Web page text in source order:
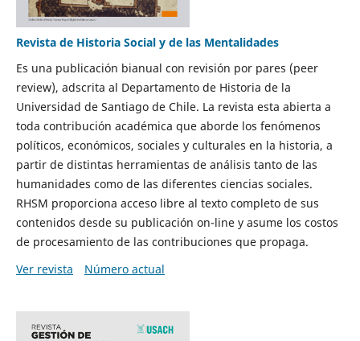
Revista de Historia Social y de las Mentalidades
Es una publicación bianual con revisión por pares (peer
review), adscrita al Departamento de Historia de la
Universidad de Santiago de Chile. La revista esta abierta a
toda contribución académica que aborde los fenómenos
políticos, económicos, sociales y culturales en la historia, a
partir de distintas herramientas de análisis tanto de las
humanidades como de las diferentes ciencias sociales.
RHSM proporciona acceso libre al texto completo de sus
contenidos desde su publicación on-line y asume los costos
de procesamiento de las contribuciones que propaga.
Ver revista
Número actual